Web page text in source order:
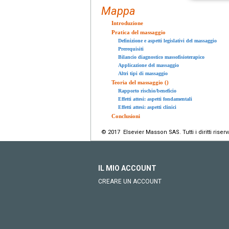
Mappa
Introduzione
Pratica del massaggio
Definizione e aspetti legislativi del massaggio
Prerequisiti
Bilancio diagnostico massofisioterapico
Applicazione del massaggio
Altri tipi di massaggio
Teoria del massaggio ()
Rapporto rischio/beneficio
Effetti attesi: aspetti fondamentali
Effetti attesi: aspetti clinici
Conclusioni
© 2017 Elsevier Masson SAS. Tutti i diritti
IL MIO ACCOUNT
CREARE UN ACCOUNT